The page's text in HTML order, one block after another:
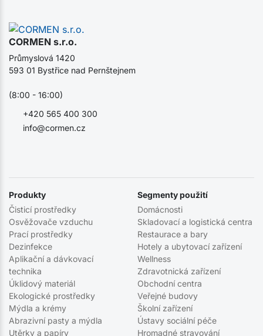
CORMEN s.r.o.
info@cormen.cz
+420 565 400 300
Průmyslová 1420
593 01 Bystřice nad Pernštejnem
(8:00 - 16:00)
Produkty
Čisticí prostředky
Osvěžovače vzduchu
Prací prostředky
Dezinfekce
Aplikační a dávkovací
technika
Úklidový materiál
Ekologické prostředky
Mýdla a krémy
Abrazivní pasty a mýdla
Utěrky a papíry
Segmenty použití
Domácnosti
Skladovací a logistická centra
Restaurace a bary
Hotely a ubytovací zařízení
Wellness
Zdravotnická zařízení
Obchodní centra
Veřejné budovy
Školní zařízení
Ústavy sociální péče
Hromadné stravování